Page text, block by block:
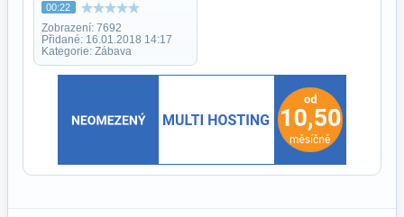
00:22
Zobrazení: 7692
Přidané: 16.01.2018 14:17
Kategorie: Zábava